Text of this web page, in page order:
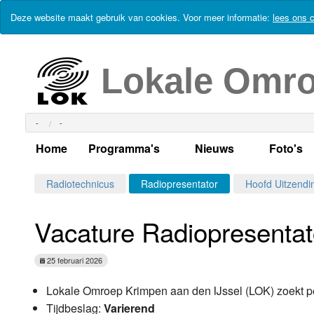
Deze website maakt gebruik van cookies. Voor meer informatie: lees ons
Lokale
- -
Home Programma's
Alle dagen
Per dag
Maandag
Uitzending gemist?
Nieuws
Actueel Lokaal
Kabelkrant
Foto's
Radiotechnicus Radiopresentator Hoofd
Vacature
25 februari 2026
Lokale Omroep Krimpen aan den IJssel (LOK) zoekt
Tijdbeslag:Varierend